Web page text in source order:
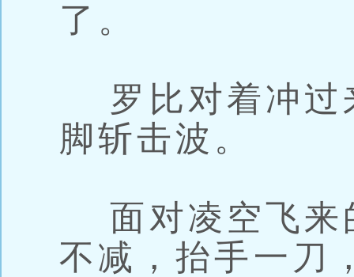
了。
罗比对着冲过
脚斩击波。
面对凌空飞来
不减，抬手一刀